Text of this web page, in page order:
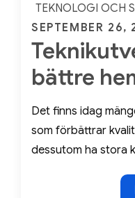
TEKNOLOGI OCH
Posted
on
SEPTEMBER 26,
bättre
Det finns idag
som förbättrar
dessutom ha stora